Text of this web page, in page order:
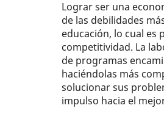
Lograr ser una
de las debilidades
educación, lo cual es
competitividad. La
de programas
haciéndolas más
solucionar sus
impulso hacia el